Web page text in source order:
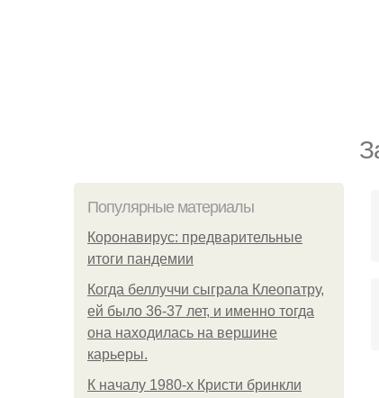
Популярные материалы
Коронавирус: предварительные
итоги пандемии
Когда беллуччи сыграла Клеопатру,
ей было 36-37 лет, и именно тогда
она находилась на вершине
карьеры.
К началу 1980-х Кристи бринкли